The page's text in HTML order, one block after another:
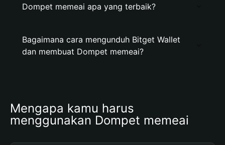
Dompet memeai apa yang terbaik?
Bagaimana cara mengunduh Bitget Wallet
dan membuat Dompet memeai?
Mengapa kamu harus
menggunakan Dompet memeai